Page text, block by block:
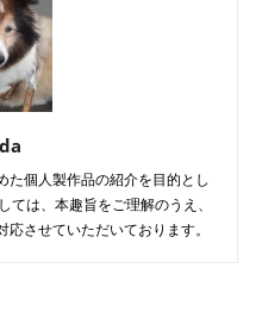
た個人製作品の紹介を目的とし
ては、本趣旨をご理解のうえ、
させていただいております。